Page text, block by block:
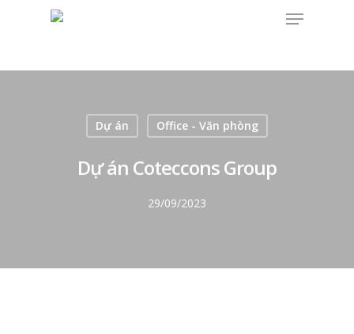
Dự án Office - Văn phòng
Dự án Coteccons Group
29/09/2023